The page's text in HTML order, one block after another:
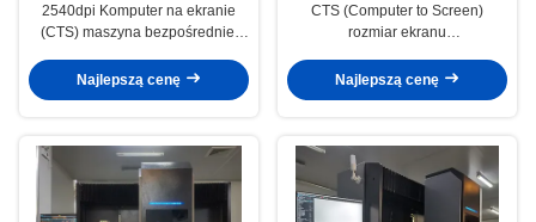
2540dpi Komputer na ekranie
(CTS) maszyna bezpośredniej
Komputer na ekranie
Najlepszą cenę
CTS (Computer to Screen)
rozmiar ekranu
Najlepszą cenę